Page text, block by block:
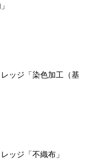
ッジ「染色加工（基
ッジ「不織布」